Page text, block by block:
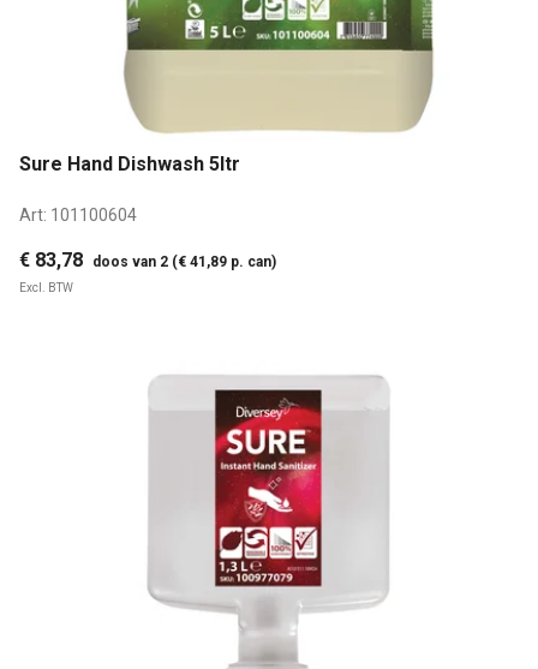
Sure Hand Dishwash 5ltr
Art: 101100604
€ 83,78 doos van 2 (€ 41,89 p. can)
Excl. BTW